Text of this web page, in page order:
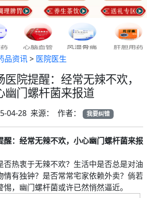
品资讯> 医院医生
院提醒：经常无辣不欢，
幽门螺杆菌来报道
04-28 来源： 作者： 我要纠错
醒：经常无辣不欢，小心幽门螺杆菌来报
否热衷于无辣不欢？生活中是否总是对油
情有独钟？是否常常宅家依赖外卖？倘若
，幽门螺杆菌或许已然悄然逼近。